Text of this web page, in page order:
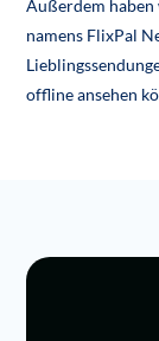
Außerdem
namens FlixPal
offline ansehen